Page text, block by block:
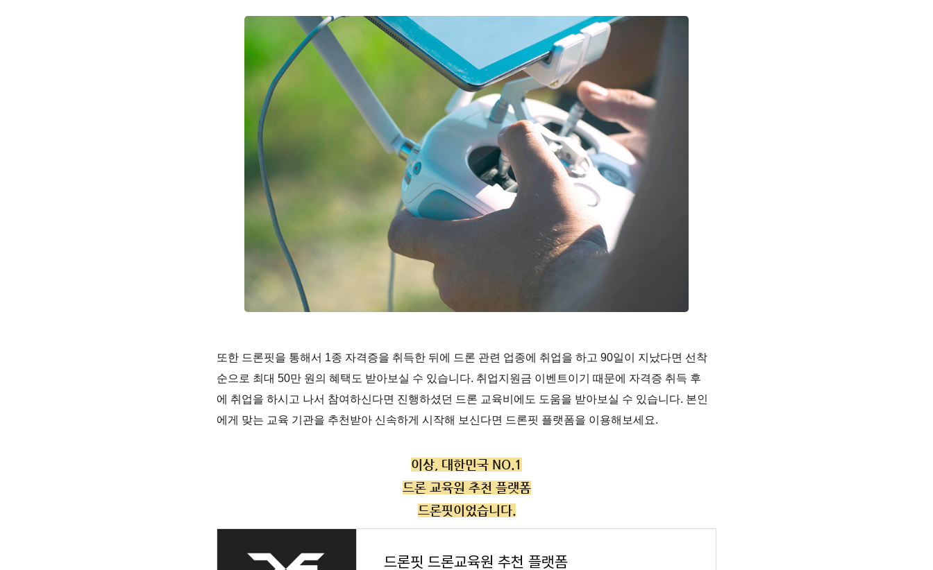
또한 드론핏을 통해서 1종 자격증을 취득한 뒤에 드론 관련 업종에 취업을 하고 90일이 지났다면 선착
순으로 최대 50만 원의 혜택도 받아보실 수 있습니다. 취업지원금 이벤트이기 때문에 자격증 취득 후
에 취업을 하시고 나서 참여하신다면 진행하셨던 드론 교육비에도 도움을 받아보실 수 있습니다. 본인
에게 맞는 교육 기관을 추천받아 신속하게 시작해 보신다면 드론핏 플랫폼을 이용해보세요.
이상, 대한민국 NO.1
드론 교육원 추천 플랫폼
드론핏이었습니다.
드론핏 드론교육원 추천 플랫폼